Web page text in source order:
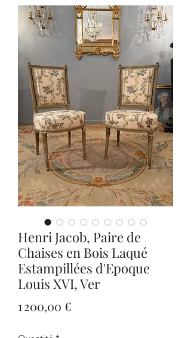
Henri Jacob, Paire de
Chaises en Bois Laqué
Estampillées d'Epoque
Louis XVI, Ver
1 200,00 €